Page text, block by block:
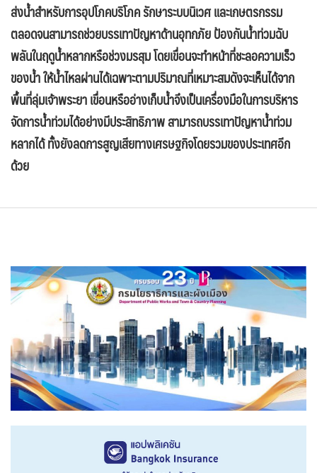
ส่งน้ำสำหรับการอุปโภคบริโภค รักษาระบบนิเวศ และเกษตรกรรม
ตลอดจนสามารถช่วยบรรเทาปัญหาด้านอุทกภัย ป้องกันน้ำท่วมฉับ
พลันในฤดูน้ำหลากหรือช่วงมรสุม โดยเขื่อนจะทำหน้าที่ชะลอความเร็ว
ของน้ำ ให้น้ำไหลผ่านได้เฉพาะตามปริมาณที่เหมาะสมดังจะเห็นได้จาก
พื้นที่ลุ่มเจ้าพระยา เขื่อนหรืออ่างเก็บน้ำจึงเป็นเครื่องมือในการบริหาร
จัดการน้ำท่วมได้อย่างมีประสิทธิภาพ สามารถบรรเทาปัญหาน้ำท่วม
หลากได้ ทั้งยังลดการสูญเสียทางเศรษฐกิจโดยรวมของประเทศอีก
ด้วย